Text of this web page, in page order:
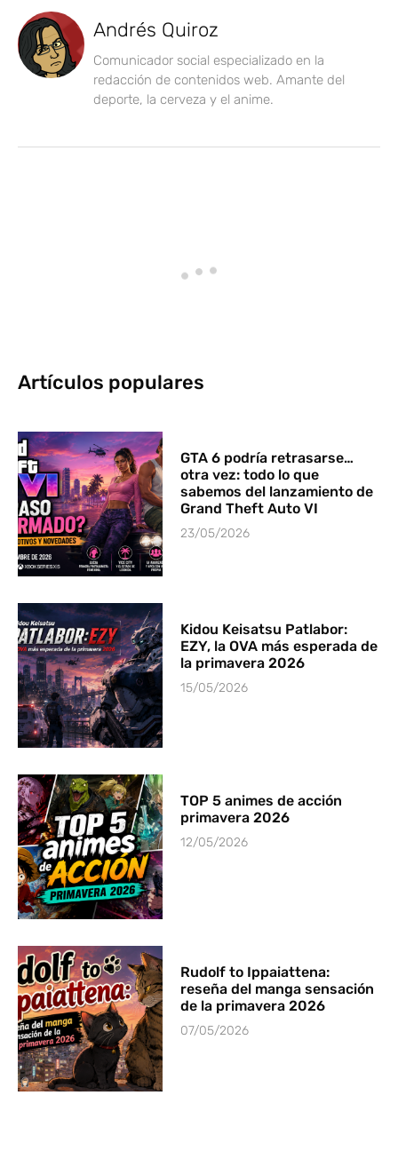
Andrés Quiroz
Comunicador social especializado en la
redacción de contenidos web. Amante del
deporte, la cerveza y el anime.
Artículos populares
GTA 6 podría retrasarse…
otra vez: todo lo que
sabemos del lanzamiento de
Grand Theft Auto VI
23/05/2026
Kidou Keisatsu Patlabor:
EZY, la OVA más esperada de
la primavera 2026
15/05/2026
TOP 5 animes de acción
primavera 2026
12/05/2026
Rudolf to Ippaiattena:
reseña del manga sensación
de la primavera 2026
07/05/2026